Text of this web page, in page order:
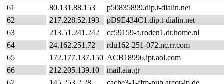
61
80.131.88.153
p50835899.dip.t-dialin.net
62
217.228.52.193
pD9E434C1.dip.t-dialin.net
63
213.51.241.242
cc59159-a.roden1.dr.home.nl
64
24.162.251.72
rdu162-251-072.nc.rr.com
65
172.177.137.150 ACB18996.ipt.aol.com
66
212.205.139.10
mail.aia.gr